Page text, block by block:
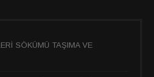
SÖKÜMÜ TAŞIMA VE